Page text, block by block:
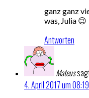
ganz ganz
was, Julia 😉
Antworten
Mateus
4. April 2017 um